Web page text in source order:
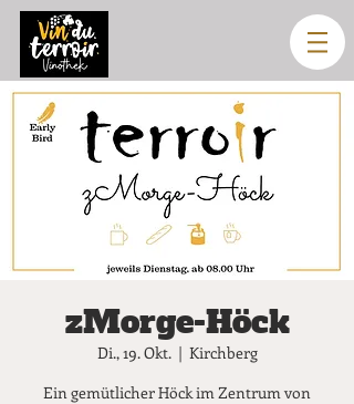
zMorge-Höck
Di., 19. Okt.
  |
Kirchberg
Ein gemütlicher Höck im Zentrum von